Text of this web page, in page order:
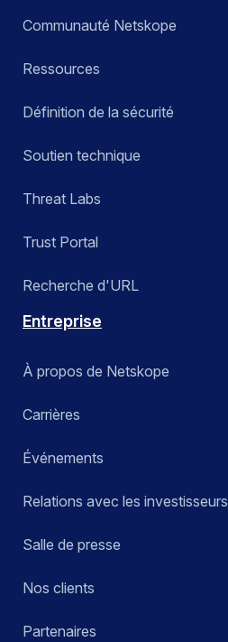
Communauté Netskope
Ressources
Définition de la sécurité
Soutien technique
Threat Labs
Trust Portal
Recherche d'URL
Entreprise
À propos de Netskope
Carrières
Événements
Relations avec les investisseurs
Salle de presse
Nos clients
Partenaires